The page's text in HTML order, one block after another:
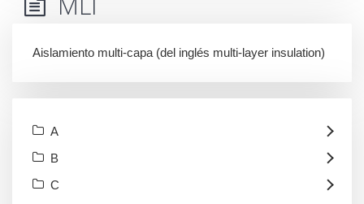
Aislamiento multi-capa (del inglés multi-layer insulation)
A
B
C